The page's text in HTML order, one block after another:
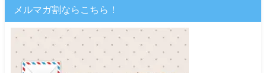
メルマガ割ならこちら！